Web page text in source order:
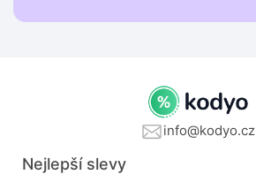
info@kodyo.cz
Nejlepší slevy